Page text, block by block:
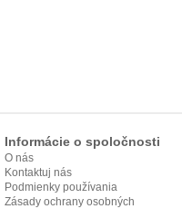
Informácie o spoločnosti
O nás
Kontaktuj nás
Podmienky používania
Zásady ochrany osobných